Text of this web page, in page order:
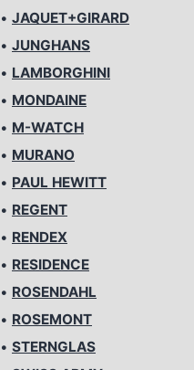
• JAQUET+GIRARD
• JUNGHANS
• LAMBORGHINI
• MONDAINE
• M-WATCH
• MURANO
• PAUL HEWITT
• REGENT
• RENDEX
• RESIDENCE
• ROSENDAHL
• ROSEMONT
• STERNGLAS